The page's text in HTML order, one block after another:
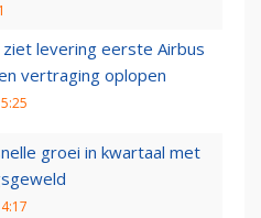
ziet levering eerste Airbus
vertraging oplopen
groei in kwartaal met